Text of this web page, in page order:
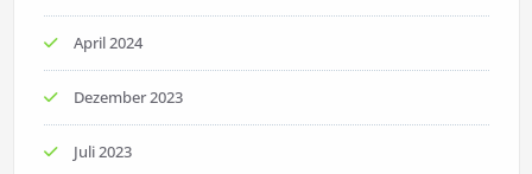
April 2024
Dezember 2023
Juli 2023